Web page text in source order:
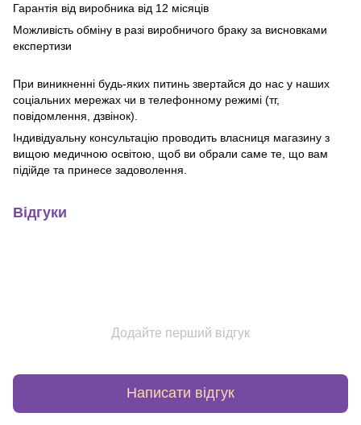
Гарантія від виробника від 12 місяців
Можливість обміну в разі виробничого браку за висновками
експертизи
При виникненні будь-яких питинь звертайся до нас у наших
соціальних мережах чи в телефонному режимі (тг,
повідомлення, дзвінок).
Індивідуальну консультацію проводить власниця магазину з
вищою медичною освітою, щоб ви обрали саме те, що вам
підійде та принесе задоволення.
Відгуки
Додайте перший відгук
Написати відгук